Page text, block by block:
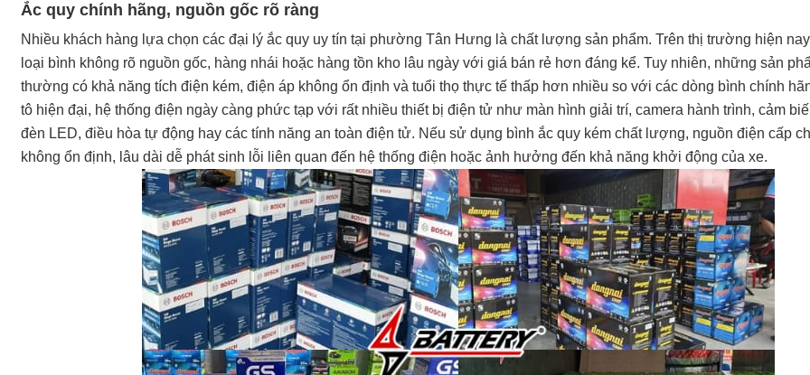
Ắc quy chính hãng, nguồn gốc rõ ràng
Nhiều khách hàng lựa chọn các đại lý ắc quy uy tín tại phường Tân Hưng là chất lượng sản phẩm. Trên thị trường hiện
loại bình không rõ nguồn gốc, hàng nhái hoặc hàng tồn kho lâu ngày với giá bán rẻ hơn đáng kể. Tuy nhiên, những sản
thường có khả năng tích điện kém, điện áp không ổn định và tuổi thọ thực tế thấp hơn nhiều so với các dòng bình chính
tô hiện đại, hệ thống điện ngày càng phức tạp với rất nhiều thiết bị điện tử như màn hình giải trí, camera hành trình, cảm
đèn LED, điều hòa tự động hay các tính năng an toàn điện tử. Nếu sử dụng bình ắc quy kém chất lượng, nguồn điện cấp
không ổn định, lâu dài dễ phát sinh lỗi liên quan đến hệ thống điện hoặc ảnh hưởng đến khả năng khởi động của xe.